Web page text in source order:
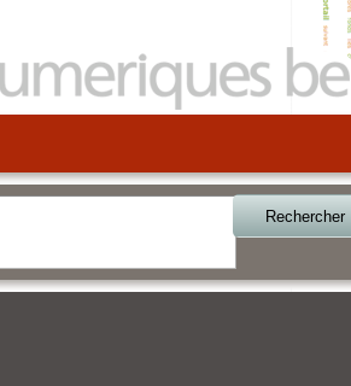
Rechercher